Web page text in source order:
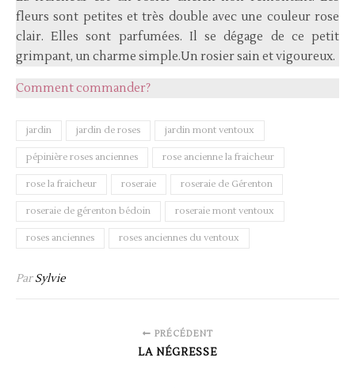
fleurs sont petites et très double avec une couleur rose
clair. Elles sont parfumées. Il se dégage de ce petit
grimpant, un charme simple.Un rosier sain et vigoureux.
Comment commander?
jardin jardin de roses jardin mont ventoux
pépinière roses anciennes rose ancienne la fraicheur
rose la fraicheur roseraie roseraie de Gérenton
roseraie de gérenton bédoin roseraie mont ventoux
roses anciennes roses anciennes du ventoux
ParSylvie
PRÉCÉDENT
LA NÉGRESSE